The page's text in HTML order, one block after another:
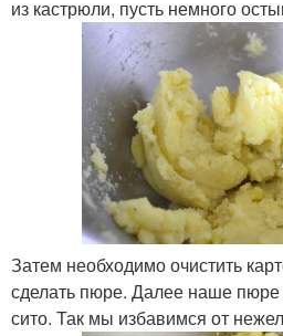
из кастрюли, пусть немного
Затем необходимо очистить
сделать пюре. Далее наше пюре
сито. Так мы избавимся от